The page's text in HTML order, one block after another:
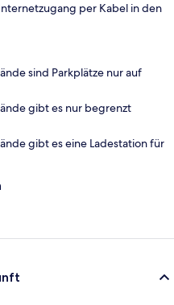
per Kabel in den
sind Parkplätze nur auf
gibt es nur begrenzt
gibt es eine Ladestation für